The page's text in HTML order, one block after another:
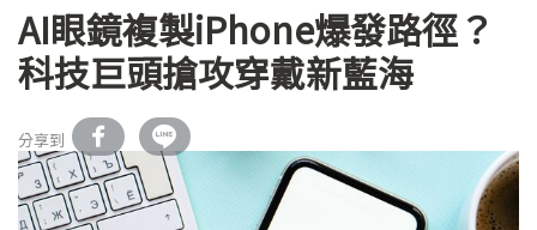
AI眼鏡複製iPhone爆發路徑？
科技巨頭搶攻穿戴新藍海
分享到